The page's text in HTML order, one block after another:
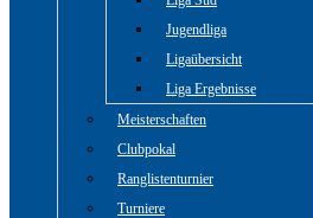
Jugendliga
Ligaübersicht
Liga Ergebnisse
Meisterschaften
Clubpokal
Ranglistenturnier
Turniere